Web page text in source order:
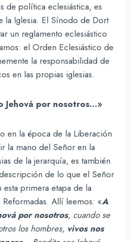
de política eclesiástica, es
la Iglesia. El Sínodo de Dort
un reglamento eclesiástico
el Orden Eclesiástico de
la responsabilidad de
en las propias iglesias.
Jehová por nosotros…»
en la época de la Liberación
la mano del Señor en la
de la jerarquía, es también
de lo que el Señor
primera etapa de la
Reformadas. Allí leemos: «A
por nosotros, cuando se
los hombres, vivos nos